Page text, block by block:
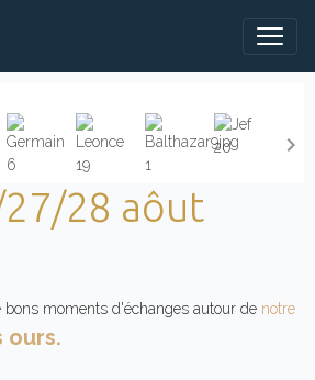
28 aôut
bons moments d'échanges autour de notre
ours.